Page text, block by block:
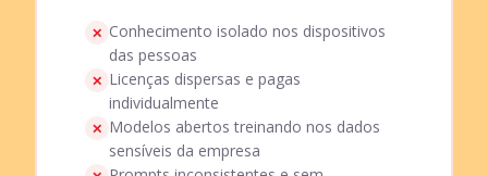
✕ Conhecimento isolado nos dispositivos
das pessoas
✕ Licenças dispersas e pagas
individualmente
✕ Modelos abertos treinando nos dados
sensíveis da empresa